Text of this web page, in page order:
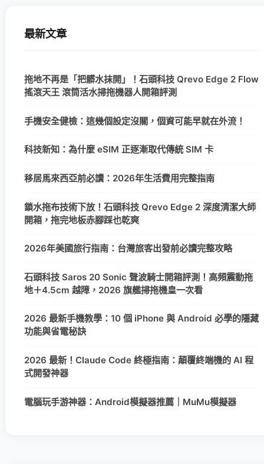
最新文章
拖地不再是「把髒水抹開」！石頭科技 Qrevo Edge 2 Flow
搖滾天王 滾筒活水掃拖機器人開箱評測
手機安全健檢：這幾個設定沒關，個資可能早就在外流！
科技新知：為什麼 eSIM 正逐漸取代傳統 SIM 卡
移居馬來西亞前必讀：2026年生活費用完整指南
鎖水拖布技術下放！石頭科技 Qrevo Edge 2 深度清潔大師
開箱，拖完地板赤腳踩也乾爽
2026年美國旅行指南：台灣旅客出發前必讀完整攻略
石頭科技 Saros 20 Sonic 聲波騎士開箱評測！高頻震動拖
地＋4.5cm 越障，2026 旗艦掃拖機皇一次看
2026 最新手機教學：10 個 iPhone 與 Android 必學的隱藏
功能與省電秘訣
2026 最新！Claude Code 終極指南：顛覆終端機的 AI 程
式開發神器
電腦玩手游神器：Android模擬器推薦｜MuMu模擬器